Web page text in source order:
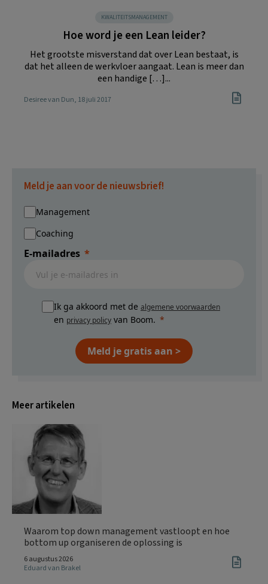
KWALITEITSMANAGEMENT
Hoe word je een Lean leider?
Het grootste misverstand dat over Lean bestaat, is
dat het alleen de werkvloer aangaat. Lean is meer dan
een handige […]...
Desiree van Dun, 18 juli 2017
Meld je aan voor de nieuwsbrief!
Management
Coaching
E-mailadres
Ik ga akkoord met de algemene voorwaarden
en privacy policy van Boom.
Meld je gratis aan >
Meer artikelen
Waarom top down management vastloopt en hoe
bottom up organiseren de oplossing is
6 augustus 2026
Eduard van Brakel